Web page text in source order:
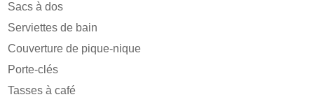
Sacs à dos
Serviettes de bain
Couverture de pique-nique
Porte-clés
Tasses à café